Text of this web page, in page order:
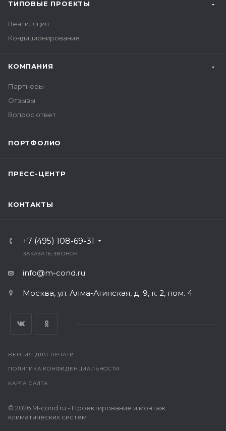
ТИПОВЫЕ ПРОЕКТЫ
Вентиляция
Кондиционирование
КОМПАНИЯ
Партнеры
Отзывы
Вопрос ответ
ПОРТФОЛИО
ПРЕСС-ЦЕНТР
КОНТАКТЫ
+7 (495) 108-69-31
ЗАКАЗАТЬ ЗВОНОК
info@m-cond.ru
Москва, ул. Алма-Атинская, д. 9, к. 2, пом. 4
ВЕРСИЯ ДЛЯ ПЕЧАТИ
ПОЛИТИКА КОНФИДЕНЦИАЛЬНОСТИ
КАРТА САЙТА
© 2026 M-cond.ru - Проектирование и монтаж
климатических систем